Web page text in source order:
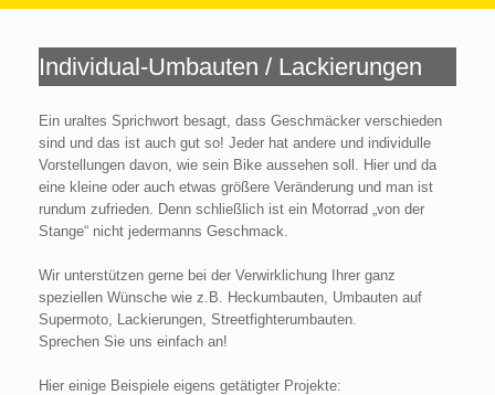
Individual-Umbauten / Lackierungen
Ein uraltes Sprichwort besagt, dass Geschmäcker verschieden
sind und das ist auch gut so! Jeder hat andere und individulle
Vorstellungen davon, wie sein Bike aussehen soll. Hier und da
eine kleine oder auch etwas größere Veränderung und man ist
rundum zufrieden. Denn schließlich ist ein Motorrad „von der
Stange“ nicht jedermanns Geschmack.
Wir unterstützen gerne bei der Verwirklichung Ihrer ganz
speziellen Wünsche wie z.B. Heckumbauten, Umbauten auf
Supermoto, Lackierungen, Streetfighterumbauten.
Sprechen Sie uns einfach an!
Hier einige Beispiele eigens getätigter Projekte: